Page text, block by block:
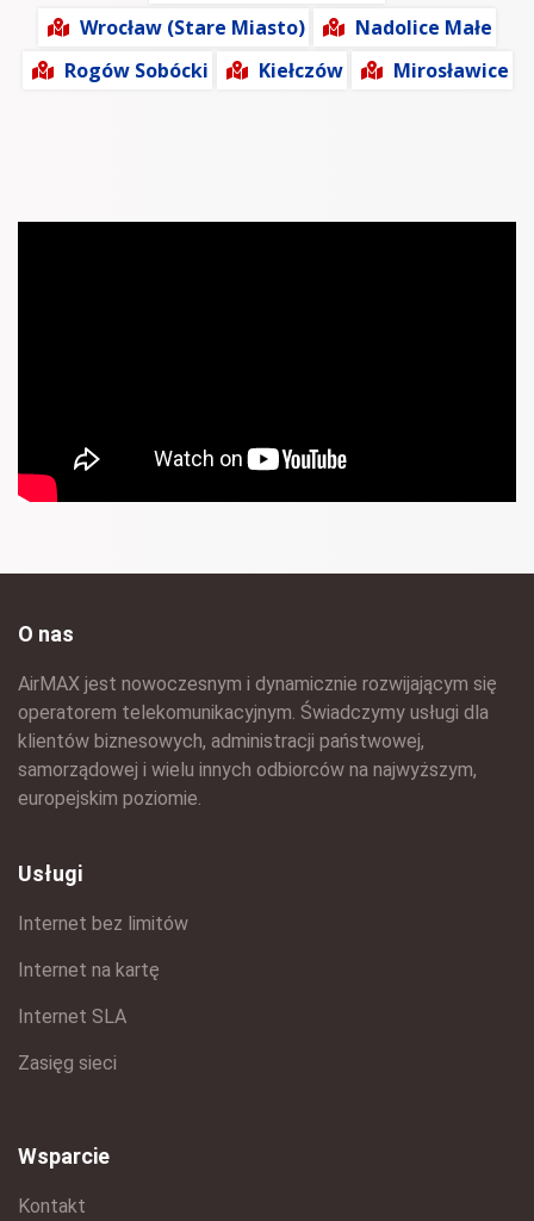
Wrocław (Stare Miasto)
Nadolice Małe
Rogów Sobócki
Kiełczów Mirosławice
O nas
AirMAX jest nowoczesnym i dynamicznie rozwijającym się
operatorem telekomunikacyjnym. Świadczymy usługi dla
klientów biznesowych, administracji państwowej,
samorządowej i wielu innych odbiorców na najwyższym,
europejskim poziomie.
Usługi
Internet bez limitów
Internet na kartę
Internet SLA
Zasięg sieci
Wsparcie
Kontakt